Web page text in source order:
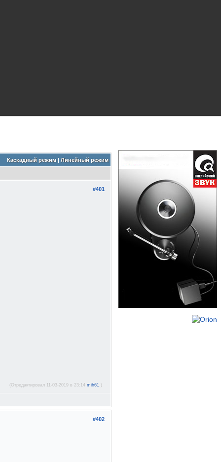
Каскадный режим| Линейный режим
#401
(Отредактировал 11-03-2019 в 23:14 mih61.)
#402